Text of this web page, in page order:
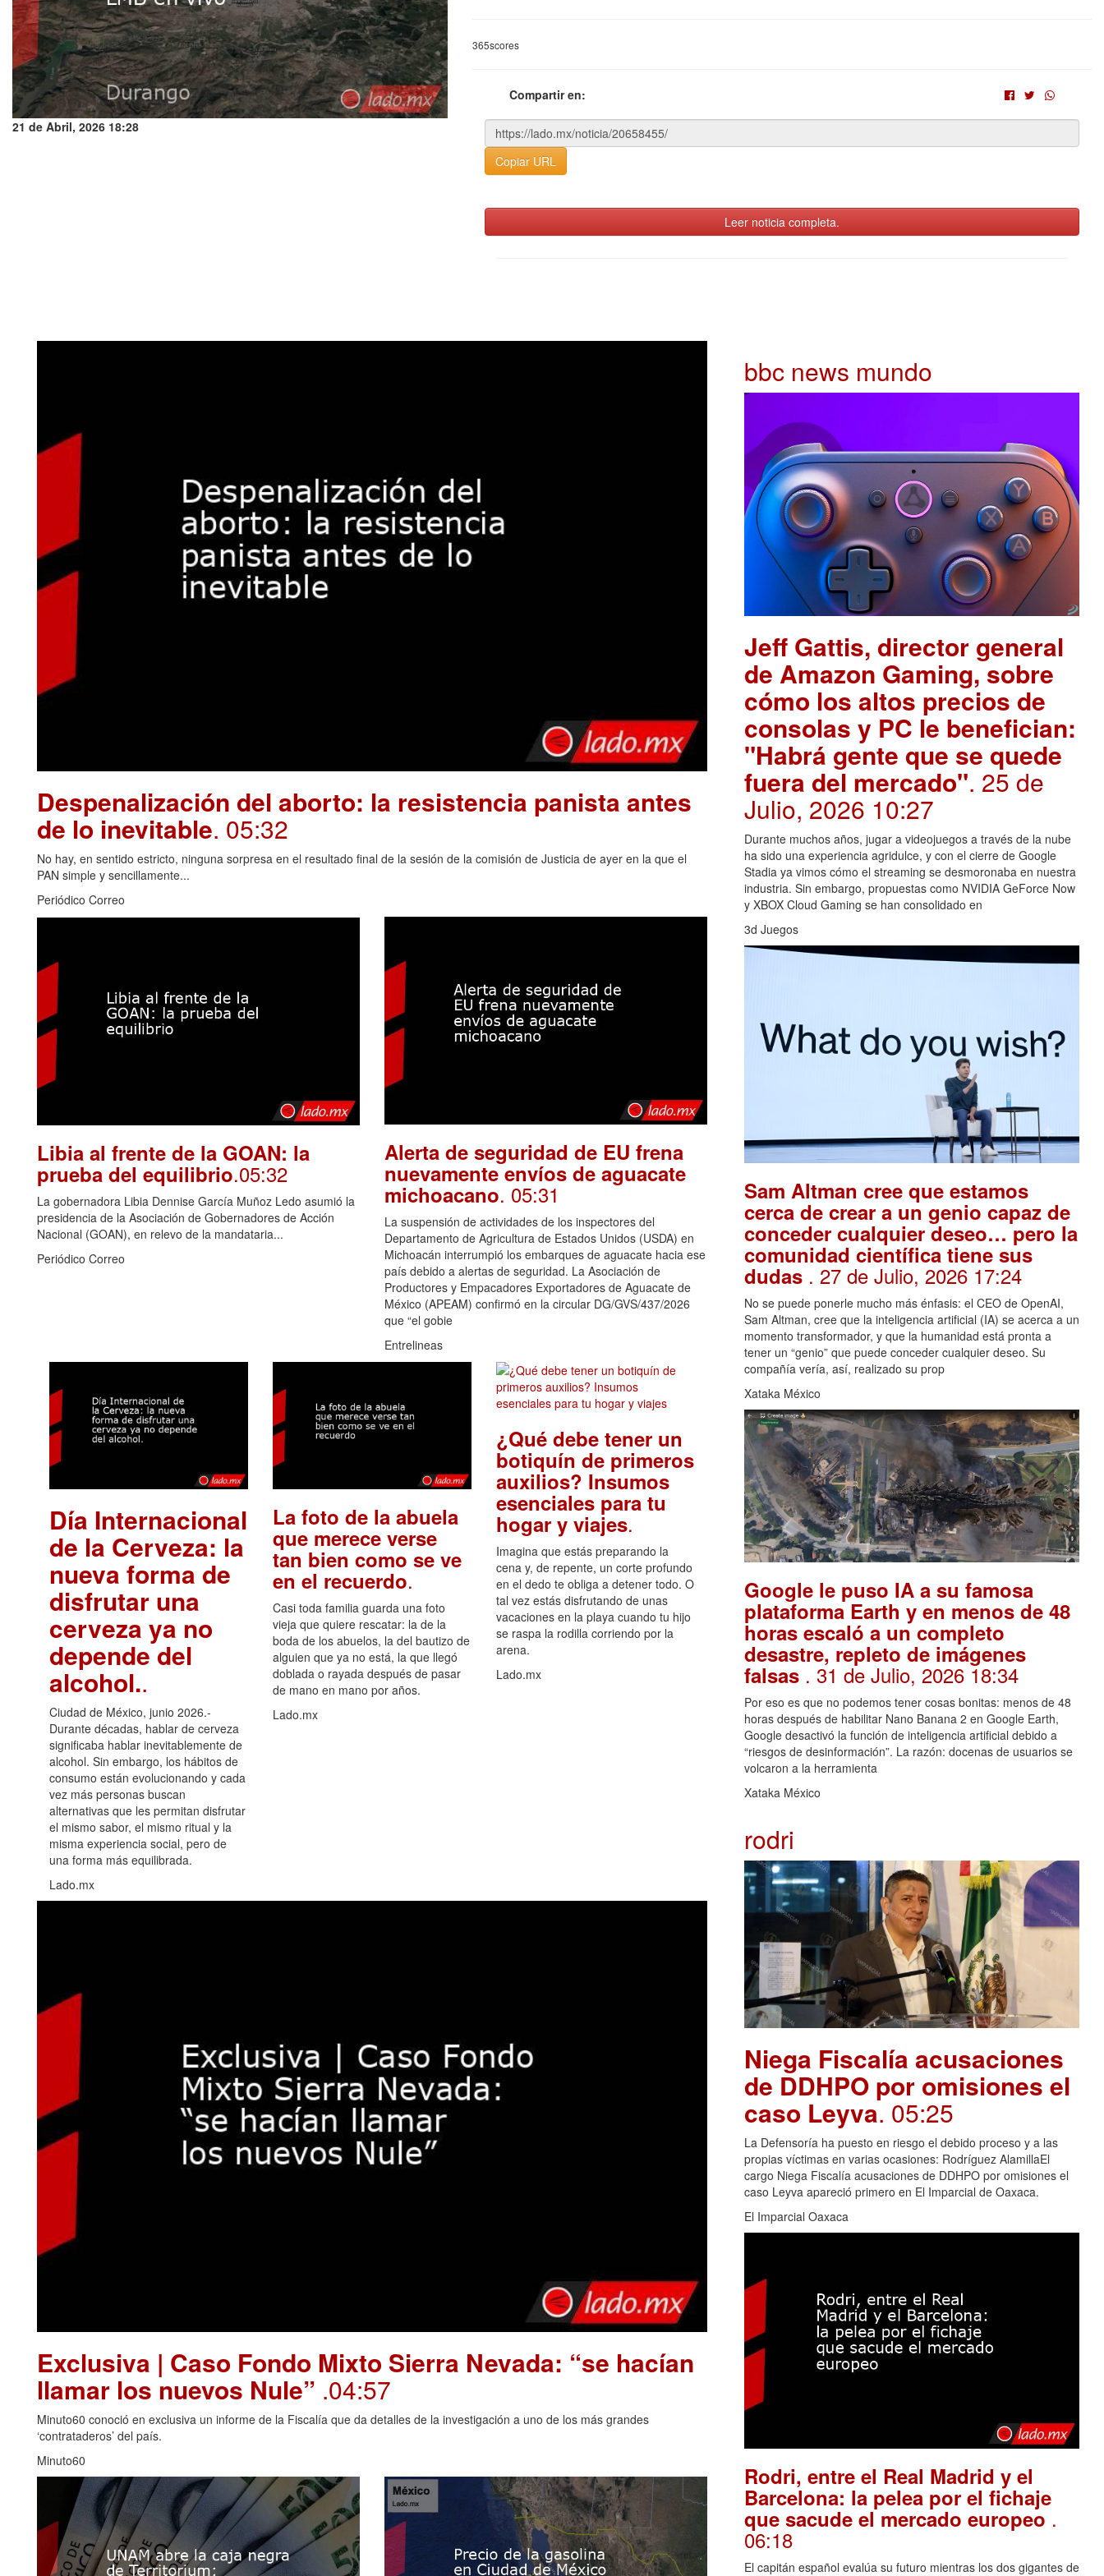
21 de Abril, 2026 18:28
365scores
Compartir en:
Copiar URL
Leer noticia completa.
Despenalización del aborto: la resistencia panista antes
de lo inevitable. 05:32
No hay, en sentido estricto, ninguna sorpresa en el resultado final de la sesión de la comisión de Justicia de ayer en la que el
PAN simple y sencillamente...
Periódico Correo
Libia al frente de la GOAN: la
prueba del equilibrio.05:32
La gobernadora Libia Dennise García Muñoz Ledo asumió la
presidencia de la Asociación de Gobernadores de Acción
Nacional (GOAN), en relevo de la mandataria...
Periódico Correo
Alerta de seguridad de EU frena
nuevamente envíos de aguacate
michoacano. 05:31
La suspensión de actividades de los inspectores del
Departamento de Agricultura de Estados Unidos (USDA) en
Michoacán interrumpió los embarques de aguacate hacia ese
país debido a alertas de seguridad. La Asociación de
Productores y Empacadores Exportadores de Aguacate de
México (APEAM) confirmó en la circular DG/GVS/437/2026
que “el gobie
Entrelineas
Día Internacional
de la Cerveza: la
nueva forma de
disfrutar una
cerveza ya no
depende del
alcohol..
Ciudad de México, junio 2026.-
Durante décadas, hablar de cerveza
significaba hablar inevitablemente de
alcohol. Sin embargo, los hábitos de
consumo están evolucionando y cada
vez más personas buscan
alternativas que les permitan disfrutar
el mismo sabor, el mismo ritual y la
misma experiencia social, pero de
una forma más equilibrada.
Lado.mx
La foto de la abuela
que merece verse
tan bien como se ve
en el recuerdo.
Casi toda familia guarda una foto
vieja que quiere rescatar: la de la
boda de los abuelos, la del bautizo de
alguien que ya no está, la que llegó
doblada o rayada después de pasar
de mano en mano por años.
Lado.mx
¿Qué debe tener un
botiquín de primeros
auxilios? Insumos
esenciales para tu
hogar y viajes.
Imagina que estás preparando la
cena y, de repente, un corte profundo
en el dedo te obliga a detener todo. O
tal vez estás disfrutando de unas
vacaciones en la playa cuando tu hijo
se raspa la rodilla corriendo por la
arena.
Lado.mx
Exclusiva | Caso Fondo Mixto Sierra Nevada: “se hacían
llamar los nuevos Nule” .04:57
Minuto60 conoció en exclusiva un informe de la Fiscalía que da detalles de la investigación a uno de los más grandes
‘contrataderos’ del país.
Minuto60
bbc news mundo
Jeff Gattis, director general
de Amazon Gaming, sobre
cómo los altos precios de
consolas y PC le benefician:
"Habrá gente que se quede
fuera del mercado". 25 de
Julio, 2026 10:27
Durante muchos años, jugar a videojuegos a través de la nube
ha sido una experiencia agridulce, y con el cierre de Google
Stadia ya vimos cómo el streaming se desmoronaba en nuestra
industria. Sin embargo, propuestas como NVIDIA GeForce Now
y XBOX Cloud Gaming se han consolidado en
3d Juegos
Sam Altman cree que estamos
cerca de crear a un genio capaz de
conceder cualquier deseo… pero la
comunidad científica tiene sus
dudas . 27 de Julio, 2026 17:24
No se puede ponerle mucho más énfasis: el CEO de OpenAI,
Sam Altman, cree que la inteligencia artificial (IA) se acerca a un
momento transformador, y que la humanidad está pronta a
tener un “genio” que puede conceder cualquier deseo. Su
compañía vería, así, realizado su prop
Xataka México
Google le puso IA a su famosa
plataforma Earth y en menos de 48
horas escaló a un completo
desastre, repleto de imágenes
falsas . 31 de Julio, 2026 18:34
Por eso es que no podemos tener cosas bonitas: menos de 48
horas después de habilitar Nano Banana 2 en Google Earth,
Google desactivó la función de inteligencia artificial debido a
“riesgos de desinformación”. La razón: docenas de usuarios se
volcaron a la herramienta
Xataka México
rodri
Niega Fiscalía acusaciones
de DDHPO por omisiones el
caso Leyva. 05:25
La Defensoría ha puesto en riesgo el debido proceso y a las
propias víctimas en varias ocasiones: Rodríguez AlamillaEl
cargo Niega Fiscalía acusaciones de DDHPO por omisiones el
caso Leyva apareció primero en El Imparcial de Oaxaca.
El Imparcial Oaxaca
Rodri, entre el Real Madrid y el
Barcelona: la pelea por el fichaje
que sacude el mercado europeo .
06:18
El capitán español evalúa su futuro mientras los dos gigantes de